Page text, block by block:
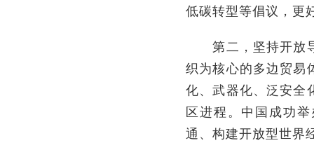
低碳转型等倡议，更
第二，坚持开放导
织为核心的多边贸易
化、武器化、泛安全
区进程。中国成功
通、构建开放型世界